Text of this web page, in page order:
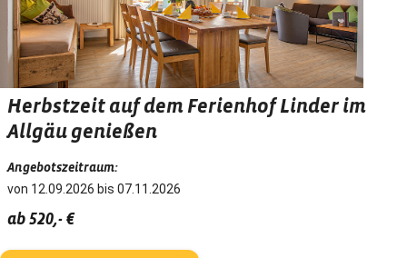
Ihre Familie Linder
Gastgeber spricht:Deutsch, Englisch
Herbstzeit auf dem Ferienhof Linder im
Allgäu genießen
Angebotszeitraum:
von 12.09.2026 bis 07.11.2026
ab 520,- €